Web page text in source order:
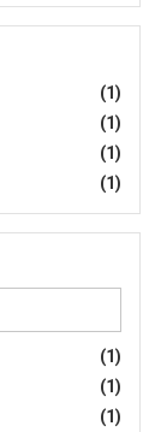
(1)
(1)
(1)
(1)
(1)
(1)
(1)